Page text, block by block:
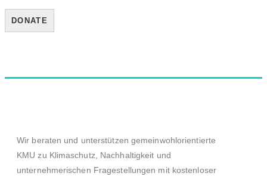
Wir beraten und unterstützen gemeinwohlorientierte
KMU zu Klimaschutz, Nachhaltigkeit und
unternehmerischen Fragestellungen mit kostenloser